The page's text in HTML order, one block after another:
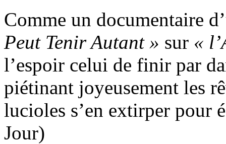
Comme un documentaire
Peut Tenir Autant » sur «
l’espoir celui de finir par
piétinant joyeusement les
lucioles s’en extirper pour
Jour)